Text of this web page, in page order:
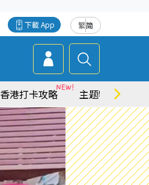
繁简
下載 App
香港打卡攻略 主题特集